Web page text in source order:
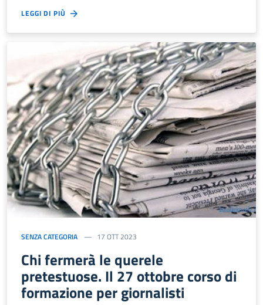
LEGGI DI PIÙ
SENZA CATEGORIA 17 OTT 2023
Chi fermerà le querele
pretestuose. Il 27 ottobre corso di
formazione per giornalisti